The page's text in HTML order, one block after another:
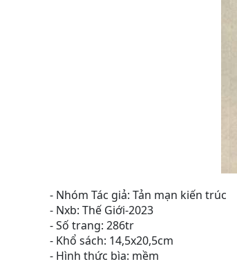
- Nhóm Tác giả: Tản mạn kiến trúc
- Nxb: Thế Giới-2023
- Số trang: 286tr
- Khổ sách: 14,5x20,5cm
- Hình thức bìa: mềm